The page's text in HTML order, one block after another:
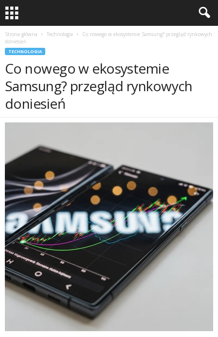
Strona główna Technologia
Co nowego w ekosystemie Samsung? przegląd rynkowych
doniesień
TECHNOLOGIA
Co nowego w ekosystemie
Samsung? przegląd rynkowych
doniesień